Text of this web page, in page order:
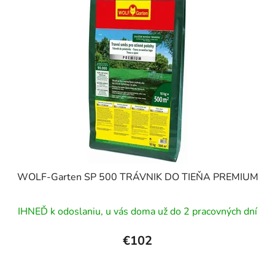
WOLF-Garten SP 500 TRÁVNIK DO TIEŇA PREMIUM
IHNEĎ k odoslaniu, u vás doma už do 2 pracovných dní
€102